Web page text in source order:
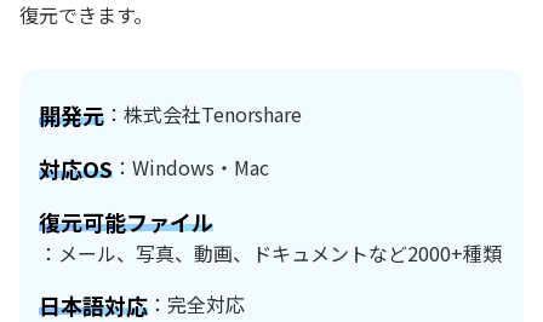
復元できます。
開発元 ：株式会社Tenorshare
対応OS ：Windows・Mac
復元可能ファイル
：メール、写真、動画、ドキュメントなど2000+種類
日本語対応 ：完全対応